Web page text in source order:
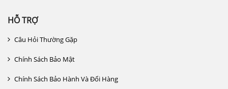
HỖ TRỢ
Câu Hỏi Thường Gặp
Chính Sách Bảo Mật
Chính Sách Bảo Hành Và Đổi Hàng